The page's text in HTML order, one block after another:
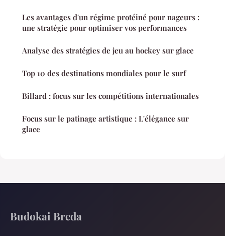
Les avantages d'un régime protéiné pour nageurs :
une stratégie pour optimiser vos performances
Analyse des stratégies de jeu au hockey sur glace
Top 10 des destinations mondiales pour le surf
Billard : focus sur les compétitions internationales
Focus sur le patinage artistique : L'élégance sur
glace
Budokai Breda